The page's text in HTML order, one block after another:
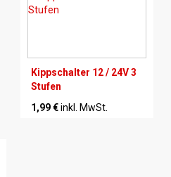
Kippschalter 12 / 24V 3
Stufen
1,99 €inkl. MwSt.